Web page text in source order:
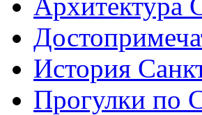
История
Прогулки по